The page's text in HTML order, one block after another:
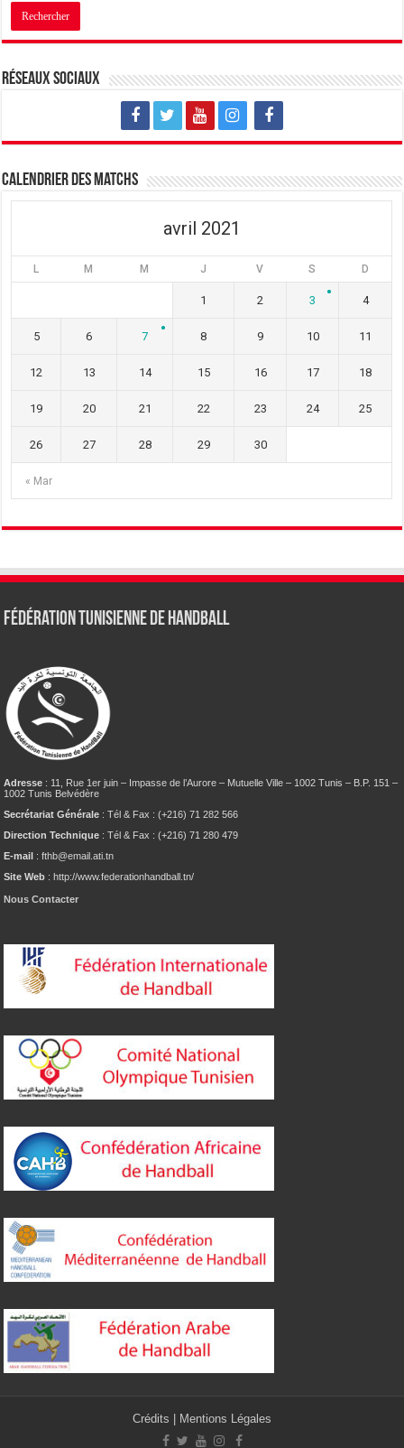
Réseaux sociaux
Calendrier des matchs
avril 2021
L M M J V S D
« Mar
1 2 3 4
5 6 7 8 9 10 11
12 13 14 15 16 17 18
19 20 21 22 23 24 25
26 27 28 29 30
Fédération tunisienne de Handball
Adresse : 11, Rue 1er juin – Impasse de l’Aurore – Mutuelle Ville – 1002 Tunis – B.P. 151 –
1002 Tunis Belvédère
Secrétariat Générale : Tél & Fax : (+216) 71 282 566
Direction Technique : Tél & Fax : (+216) 71 280 479
E-mail : fthb@email.ati.tn
Site Web : http://www.federationhandball.tn/
Nous Contacter
Crédits Mentions Légales